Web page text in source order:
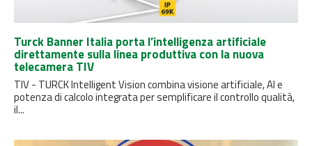
Turck Banner Italia porta l’intelligenza artificiale
direttamente sulla linea produttiva con la nuova
telecamera TIV
TIV - TURCK Intelligent Vision combina visione artificiale, AI e
potenza di calcolo integrata per semplificare il controllo qualità,
il...